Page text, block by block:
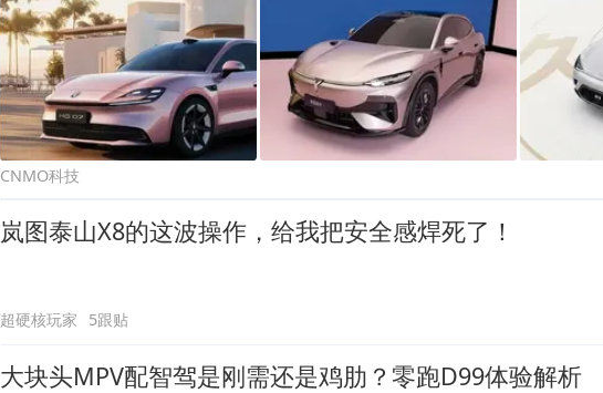
CNMO科技
岚图泰山X8的这波操作，给我把安全感焊死了！
超硬核玩家 5跟贴
大块头MPV配智驾是刚需还是鸡肋？零跑D99体验解析